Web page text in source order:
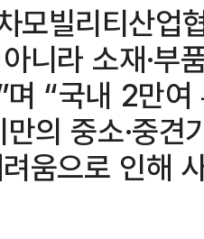
모빌리티산업
니라 소재·부
며 “국내 2만
의 중소·중견
움으로 인해